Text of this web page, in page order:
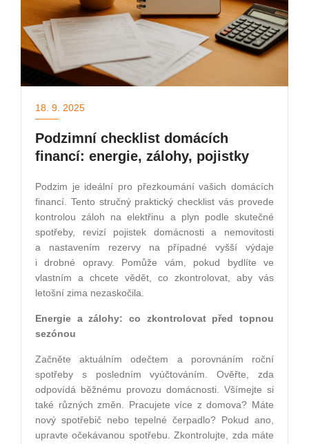
18. 9. 2025
Podzimní checklist domácích
financí: energie, zálohy, pojistky
Podzim je ideální pro přezkoumání vašich domácích
financí. Tento stručný praktický checklist vás provede
kontrolou záloh na elektřinu a plyn podle skutečné
spotřeby, revizí pojistek domácnosti a nemovitosti
a nastavením rezervy na případné vyšší výdaje
i drobné opravy. Pomůže vám, pokud bydlíte ve
vlastním a chcete vědět, co zkontrolovat, aby vás
letošní zima nezaskočila.
Energie a zálohy: co zkontrolovat před topnou
sezónou
Začněte aktuálním odečtem a porovnáním roční
spotřeby s posledním vyúčtováním. Ověřte, zda
odpovídá běžnému provozu domácnosti. Všímejte si
také různých změn. Pracujete více z domova? Máte
nový spotřebič nebo tepelné čerpadlo? Pokud ano,
upravte očekávanou spotřebu. Zkontrolujte, zda máte